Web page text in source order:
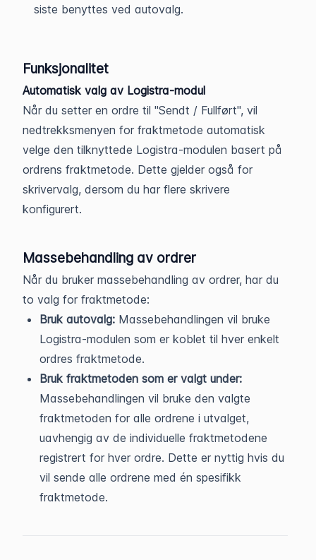
siste benyttes ved autovalg.
Funksjonalitet
Automatisk valg av Logistra-modul
Når du setter en ordre til "Sendt / Fullført", vil
nedtrekksmenyen for fraktmetode automatisk
velge den tilknyttede Logistra-modulen basert på
ordrens fraktmetode. Dette gjelder også for
skrivervalg, dersom du har flere skrivere
konfigurert.
Massebehandling av ordrer
Når du bruker massebehandling av ordrer, har du
to valg for fraktmetode:
Bruk autovalg: Massebehandlingen vil bruke
Logistra-modulen som er koblet til hver enkelt
ordres fraktmetode.
Bruk fraktmetoden som er valgt under:
Massebehandlingen vil bruke den valgte
fraktmetoden for alle ordrene i utvalget,
uavhengig av de individuelle fraktmetodene
registrert for hver ordre. Dette er nyttig hvis du
vil sende alle ordrene med én spesifikk
fraktmetode.